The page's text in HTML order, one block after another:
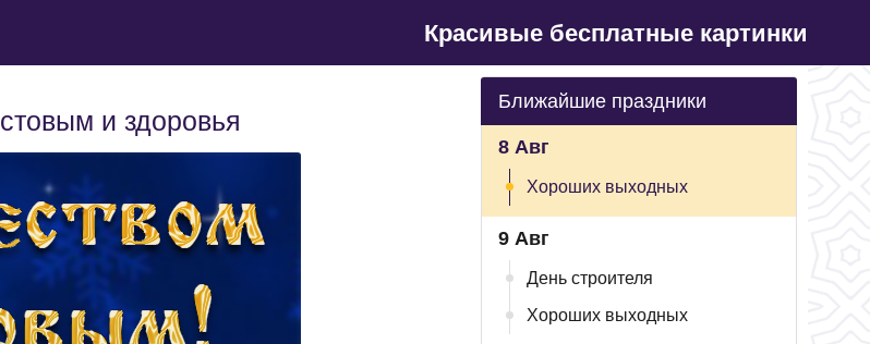
Красивые бесплатные картинки
и здоровья
Ближайшие праздники
8 Авг
Хороших выходных
9 Авг
День строителя
Хороших выходных